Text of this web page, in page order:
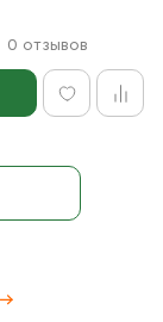
0 отзывов